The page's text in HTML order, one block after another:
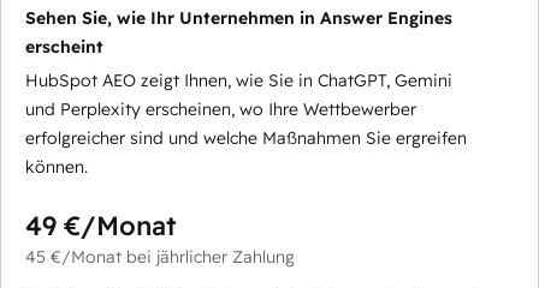
Sehen Sie, wie Ihr Unternehmen in Answer Engines
erscheint
HubSpot AEO zeigt Ihnen, wie Sie in ChatGPT, Gemini
und Perplexity erscheinen, wo Ihre Wettbewerber
erfolgreicher sind und welche Maßnahmen Sie ergreifen
können.
49 €/Monat
45 €/Monat bei jährlicher Zahlung